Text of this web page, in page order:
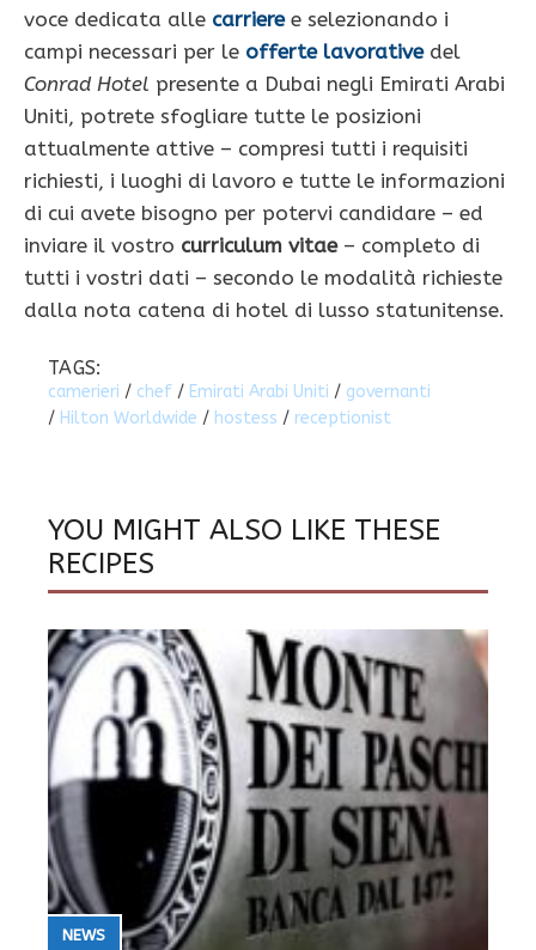
voce dedicata alle carrieree selezionando i
campi necessari per le offerte lavorativedel
Conrad Hotel presente a Dubai negli Emirati Arabi
Uniti, potrete sfogliare tutte le posizioni
attualmente attive – compresi tutti i requisiti
richiesti, i luoghi di lavoro e tutte le informazioni
di cui avete bisogno per potervi candidare – ed
inviare il vostro curriculum vitae– completo di
tutti i vostri dati – secondo le modalità richieste
dalla nota catena di hotel di lusso statunitense.
TAGS:
camerieri / chef / Emirati Arabi Uniti / governanti
/ Hilton Worldwide / hostess / receptionist
YOU MIGHT ALSO LIKE THESE
RECIPES
NEWS